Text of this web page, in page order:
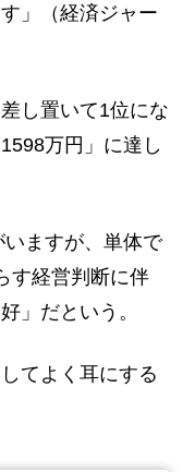
」（経済ジャー
し置いて1位にな
万円」に達し
いますが、単体で
す経営判断に伴
」だという。
てよく耳にする